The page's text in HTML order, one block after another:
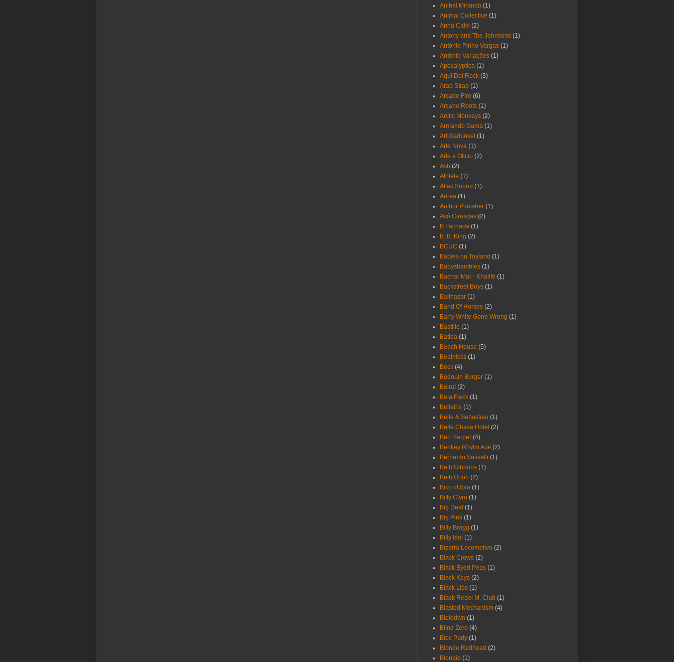
Anibal Miranda (1)
Animal Collective (1)
Anna Calvi (2)
Antony and The Johnsons (1)
António Pinho Vargas (1)
António Variações (1)
Apocalyptica (1)
Aqui Del Rock (3)
Arab Strap (1)
Arcade Fire (6)
Arcane Roots (1)
Arctic Monkeys (2)
Armando Gama (1)
Art Garfunkel (1)
Arte Nova (1)
Arte e Oficio (2)
Ash (2)
Athlete (1)
Atlas Sound (1)
Aurea (1)
Author Punisher (1)
Avô Cantigas (2)
B Fachada (1)
B. B. King (2)
BCUC (1)
Babies on Toyland (1)
Babyshambles (1)
Bachar Mar - Khalifé (1)
Backstreet Boys (1)
Balthazar (1)
Band Of Horses (2)
Barry White Gone Wrong (1)
Bastille (1)
Batida (1)
Beach House (5)
Beatnicks (1)
Beck (4)
Bedouin Burger (1)
Beirut (2)
Bela Fleck (1)
Bellatrix (1)
Belle & Sebastian (1)
Belle Chase Hotel (2)
Ben Harper (4)
Bentley Rhytm Ace (2)
Bernardo Sassetti (1)
Beth Gibbons (1)
Beth Orton (2)
Bico dObra (1)
Biffy Clyro (1)
Big Deal (1)
Big Pink (1)
Billy Bragg (1)
Billy Idol (1)
Bizarra Locomotiva (2)
Black Crows (2)
Black Eyed Peas (1)
Black Keys (2)
Black Lips (1)
Black Rebel M. Club (1)
Blasted Mechanism (4)
Bleiddwn (1)
Blind Zero (4)
Bloc Party (1)
Blonde Redhead (2)
Blondie (1)